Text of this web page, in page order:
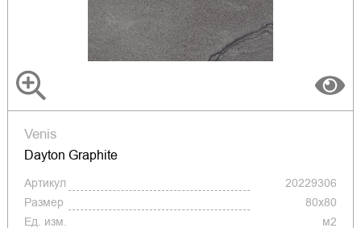
Venis
Dayton Graphite
Артикул
20229306
Размер
80x80
Ед. изм.
м2